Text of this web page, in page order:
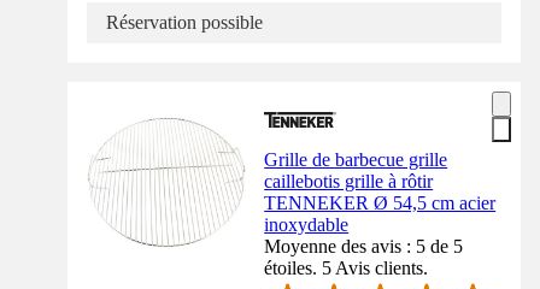
Réservation possible
Grille de barbecue grille
caillebotis grille à rôtir
TENNEKER Ø 54,5 cm acier
inoxydable
Moyenne des avis : 5 de 5
étoiles. 5 Avis clients.